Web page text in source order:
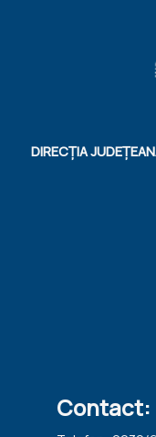
DIRECȚIA
Contact: